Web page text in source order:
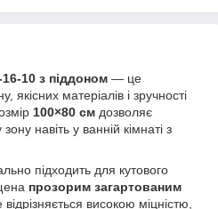
10 з піддоном — це
якісних матеріалів і зручності
100×80 см дозволяє
навіть у ванній кімнаті з
підходить для кутового
прозорим загартованим
відрізняється високою міцністю,